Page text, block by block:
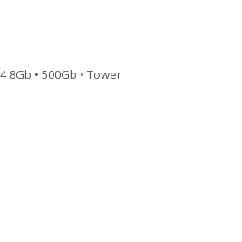
8Gb • 500Gb • Tower